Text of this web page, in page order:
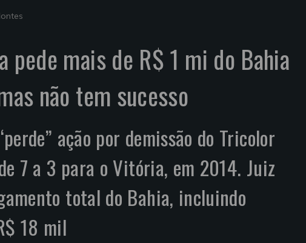
pede mais de R$ 1 mi do Bahia
não tem sucesso
ação por demissão do Tricolor
7 a 3 para o Vitória, em 2014. Juiz
total do Bahia, incluindo
18 mil